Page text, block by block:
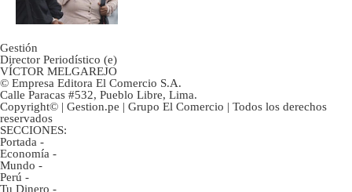
Gestión
Director Periodístico (e)
VÍCTOR MELGAREJO
© Empresa Editora El Comercio S.A.
Calle Paracas #532, Pueblo Libre, Lima.
Copyright© | Gestion.pe | Grupo El Comercio | Todos los derechos
reservados
SECCIONES:
Portada -
Economía -
Mundo -
Perú -
Tu Dinero -